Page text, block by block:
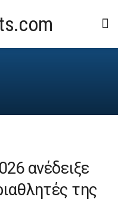
ανέδειξε
της